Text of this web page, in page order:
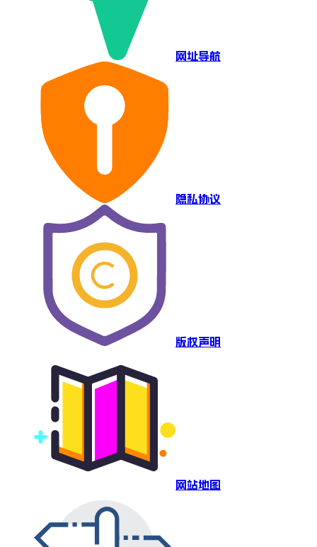
网址导航
隐私协议
版权声明
网站地图